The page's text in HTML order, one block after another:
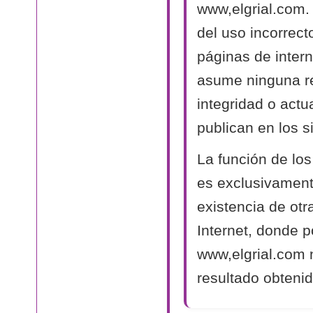
del uso
páginas de
asume ninguna
integridad o
publican en los
La función de
es
existencia de
Internet, donde
www,elgrial.com
resultado